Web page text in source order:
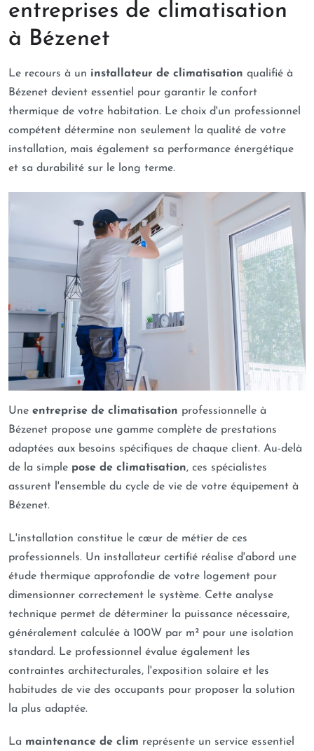
entreprises de climatisation
à Bézenet
Le recours à un installateur de climatisation qualifié à
Bézenet devient essentiel pour garantir le confort
thermique de votre habitation. Le choix d'un professionnel
compétent détermine non seulement la qualité de votre
installation, mais également sa performance énergétique
et sa durabilité sur le long terme.
Une entreprise de climatisation professionnelle à
Bézenet propose une gamme complète de prestations
adaptées aux besoins spécifiques de chaque client. Au-delà
de la simple pose de climatisation, ces spécialistes
assurent l'ensemble du cycle de vie de votre équipement à
Bézenet.
L'installation constitue le cœur de métier de ces
professionnels. Un installateur certifié réalise d'abord une
étude thermique approfondie de votre logement pour
dimensionner correctement le système. Cette analyse
technique permet de déterminer la puissance nécessaire,
généralement calculée à 100W par m² pour une isolation
standard. Le professionnel évalue également les
contraintes architecturales, l'exposition solaire et les
habitudes de vie des occupants pour proposer la solution
la plus adaptée.
La maintenance de clim représente un service essentiel